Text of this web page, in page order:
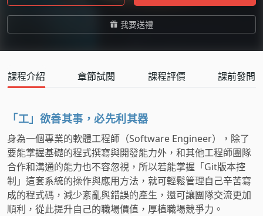
我要送禮
課程介紹 章節試閱 課程評價 課前發問
「工」欲善其事，必先利其器
身為一個專業的軟體工程師（Software Engineer），除了
要能掌握基礎的程式撰寫與開發能力外，和其他工程師團隊
合作和溝通的能力也不容忽視，所以若能掌握「Git版本控
制」這套系統的操作與應用方法，就可輕鬆管理自己辛苦寫
成的程式碼，減少紊亂與錯誤的產生，還可讓團隊交流更加
順利，從此提升自己的職場價值，厚植職場競爭力。